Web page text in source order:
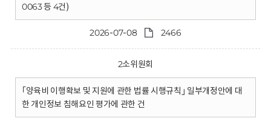
0063 등 4건)
2026-07-08 2466
2소위원회
｢양육비 이행확보 및 지원에 관한 법률 시행규칙｣ 일부개정안에 대
한 개인정보 침해요인 평가에 관한 건